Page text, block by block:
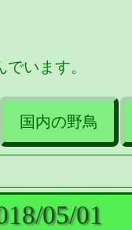
います。
国内の野鳥
05/01